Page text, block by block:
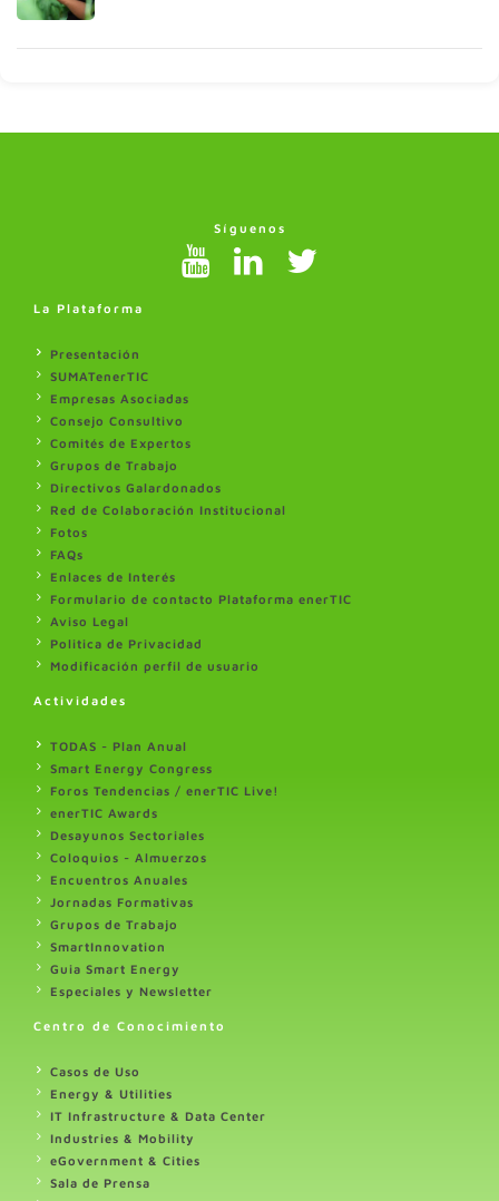
Síguenos
La Plataforma
Presentación
SUMATenerTIC
Empresas Asociadas
Consejo Consultivo
Comités de Expertos
Grupos de Trabajo
Directivos Galardonados
Red de Colaboración Institucional
Fotos
FAQs
Enlaces de Interés
Formulario de contacto Plataforma enerTIC
Aviso Legal
Politica de Privacidad
Modificación perfil de usuario
Actividades
TODAS - Plan Anual
Smart Energy Congress
Foros Tendencias / enerTIC Live!
enerTIC Awards
Desayunos Sectoriales
Coloquios - Almuerzos
Encuentros Anuales
Jornadas Formativas
Grupos de Trabajo
SmartInnovation
Guia Smart Energy
Especiales y Newsletter
Centro de Conocimiento
Casos de Uso
Energy & Utilities
IT Infrastructure & Data Center
Industries & Mobility
eGovernment & Cities
Sala de Prensa